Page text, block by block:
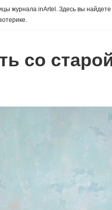
журнала inArtel. Здесь вы
со